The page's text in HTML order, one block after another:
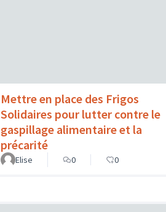
Mettre en place des Frigos
Solidaires pour lutter contre le
gaspillage alimentaire et la
précarité
Elise 0 0